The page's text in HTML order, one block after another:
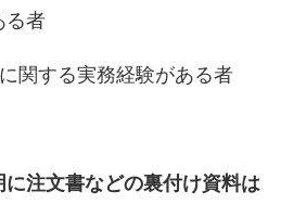
る者
関する実務経験がある者
注文書などの裏付け資料は